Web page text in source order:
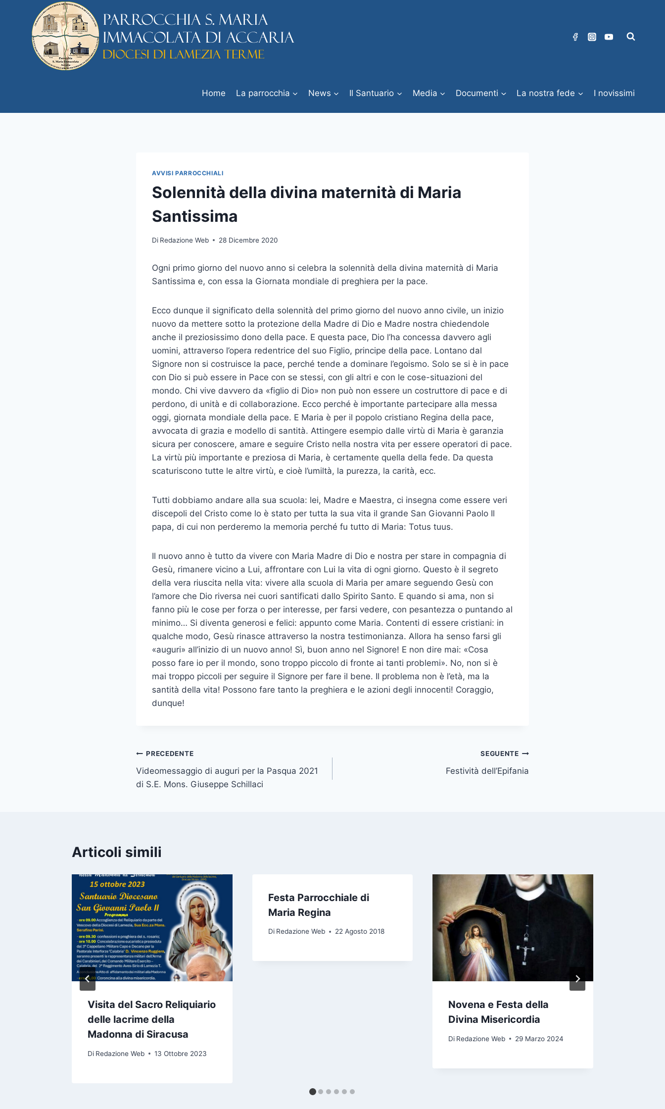
Home La parrocchia News Il Santuario Media Documenti La nostra fede I novissimi
AVVISI PARROCCHIALI
Solennità della divina maternità di Maria
Santissima
Di Redazione Web 28 Dicembre 2020
Ogni primo giorno del nuovo anno si celebra la solennità della divina maternità di Maria
Santissima e, con essa la Giornata mondiale di preghiera per la pace.
Ecco dunque il significato della solennità del primo giorno del nuovo anno civile, un inizio
nuovo da mettere sotto la protezione della Madre di Dio e Madre nostra chiedendole
anche il preziosissimo dono della pace. E questa pace, Dio l’ha concessa davvero agli
uomini, attraverso l’opera redentrice del suo Figlio, principe della pace. Lontano dal
Signore non si costruisce la pace, perché tende a dominare l’egoismo. Solo se si è in pace
con Dio si può essere in Pace con se stessi, con gli altri e con le cose-situazioni del
mondo. Chi vive davvero da «figlio di Dio» non può non essere un costruttore di pace e di
perdono, di unità e di collaborazione. Ecco perché è importante partecipare alla messa
oggi, giornata mondiale della pace. E Maria è per il popolo cristiano Regina della pace,
avvocata di grazia e modello di santità. Attingere esempio dalle virtù di Maria è garanzia
sicura per conoscere, amare e seguire Cristo nella nostra vita per essere operatori di pace.
La virtù più importante e preziosa di Maria, è certamente quella della fede. Da questa
scaturiscono tutte le altre virtù, e cioè l’umiltà, la purezza, la carità, ecc.
Tutti dobbiamo andare alla sua scuola: lei, Madre e Maestra, ci insegna come essere veri
discepoli del Cristo come lo è stato per tutta la sua vita il grande San Giovanni Paolo Il
papa, di cui non perderemo la memoria perché fu tutto di Maria: Totus tuus.
Il nuovo anno è tutto da vivere con Maria Madre di Dio e nostra per stare in compagnia di
Gesù, rimanere vicino a Lui, affrontare con Lui la vita di ogni giorno. Questo è il segreto
della vera riuscita nella vita: vivere alla scuola di Maria per amare seguendo Gesù con
l’amore che Dio riversa nei cuori santificati dallo Spirito Santo. E quando si ama, non si
fanno più le cose per forza o per interesse, per farsi vedere, con pesantezza o puntando al
minimo… Si diventa generosi e felici: appunto come Maria. Contenti di essere cristiani: in
qualche modo, Gesù rinasce attraverso la nostra testimonianza. Allora ha senso farsi gli
«auguri» all’inizio di un nuovo anno! Sì, buon anno nel Signore! E non dire mai: «Cosa
posso fare io per il mondo, sono troppo piccolo di fronte ai tanti problemi». No, non si è
mai troppo piccoli per seguire il Signore per fare il bene. Il problema non è l’età, ma la
santità della vita! Possono fare tanto la preghiera e le azioni degli innocenti! Coraggio,
dunque!
PRECEDENTE
Videomessaggio di auguri per la Pasqua 2021
di S.E. Mons. Giuseppe Schillaci
SEGUENTE
Festività dell’Epifania
Articoli simili
Visita del Sacro Reliquiario
delle lacrime della
Madonna di Siracusa
Di Redazione Web 13 Ottobre 2023
Festa Parrocchiale di
Maria Regina
Di Redazione Web 22 Agosto 2018
Novena e Festa della
Divina Misericordia
Di Redazione Web 29 Marzo 2024